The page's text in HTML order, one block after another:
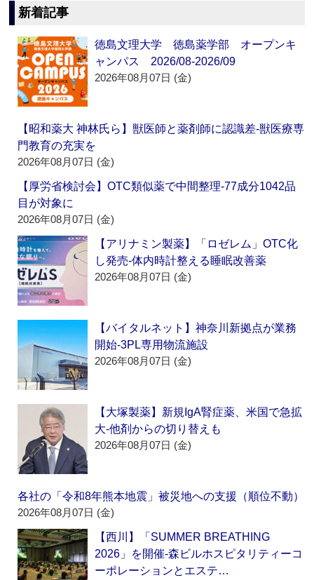
新着記事
徳島文理大学 徳島薬学部 オープンキ
ャンパス 2026/08-2026/09
2026年08月07日 (金)
【昭和薬大 神林氏ら】獣医師と薬剤師に認識差‐獣医療専
門教育の充実を
2026年08月07日 (金)
【厚労省検討会】OTC類似薬で中間整理‐77成分1042品
目が対象に
2026年08月07日 (金)
【アリナミン製薬】「ロゼレム」OTC化
し発売‐体内時計整える睡眠改善薬
2026年08月07日 (金)
【バイタルネット】神奈川新拠点が業務
開始‐3PL専用物流施設
2026年08月07日 (金)
【大塚製薬】新規IgA腎症薬、米国で急拡
大‐他剤からの切り替えも
2026年08月07日 (金)
各社の「令和8年熊本地震」被災地への支援（順位不動）
2026年08月07日 (金)
【西川】「SUMMER BREATHING
2026」を開催‐森ビルホスピタリティーコ
ーポレーションとエステ…